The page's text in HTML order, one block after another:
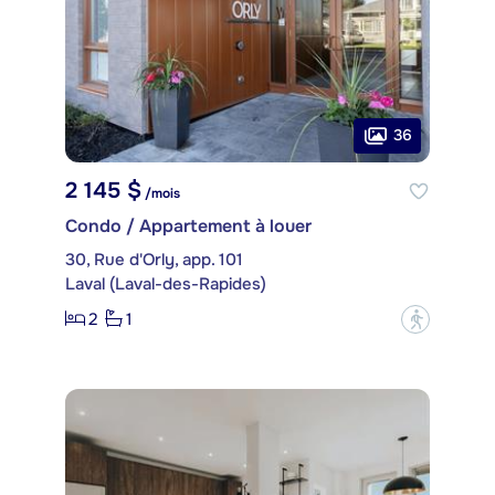
36
2 145 $ /mois
Condo / Appartement à louer
30, Rue d'Orly, app. 101
Laval (Laval-des-Rapides)
2
1 ?